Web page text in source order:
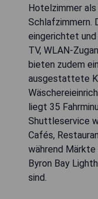
Hotelzimmer
Schlafzimmern.
eingerichtet und
TV, WLAN-
bieten zudem
ausgestattete
liegt 35
Shuttleservice
Cafés,
während
Byron Bay
sind.